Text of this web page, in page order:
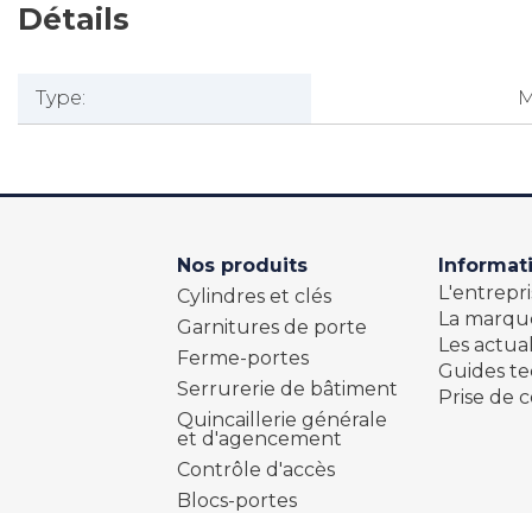
Détails
Type:
Nos produits
Cylindres et clés
Garnitures de porte
Ferme-portes
Serrurerie de bâtiment
Quincaillerie générale
et d'agencement
Contrôle d'accès
Blocs-portes
La
Les
Guides
Prise de